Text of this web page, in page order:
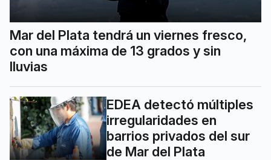
Mar del Plata tendrá un viernes fresco,
con una máxima de 13 grados y sin
lluvias
EDEA detectó múltiples
irregularidades en
barrios privados del sur
de Mar del Plata